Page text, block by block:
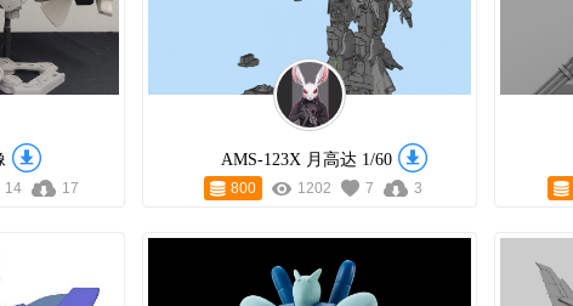
14 17
AMS-123X 月高达 1/60
800 1202 7 3